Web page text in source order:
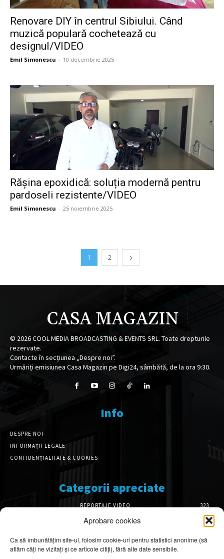
Aprobare cookies
Ca să îmbunătățim site-ul, folosim cookie-uri pentru statistici anonime (să
aflăm câți ne vizitați și ce articole citiți), fără alte date sensibile.
Renovare DIY în centrul Sibiului. Când
muzică populară cochetează cu
designul/VIDEO
Emil Simonescu - 10 decembrie 2025
Rășina epoxidică: soluția modernă pentru
pardoseli rezistente/VIDEO
Emil Simonescu - 25 noiembrie 2025
1 2
CASA MAGAZIN
© 2026COOL MEDIA BROADCASTING & EVENTS SRL. Toate drepturile
rezervate.
Contacte în secțiunea „Despre noi”.
Urmăriți emisiunea Casa Magazin pe Digi24, sâmbătă, de la ora 9:30.
Info
DESPRE NOI
INFORMAȚII LEGALE
CONFIDENȚIALITATE & COOKIES
Categorii apreciate
REPORTAJE VIDEO
323
AMENAJĂRI INTERIOARE
126
DESIGN INTERIOR
64
ARHITECTURĂ & DESIGN